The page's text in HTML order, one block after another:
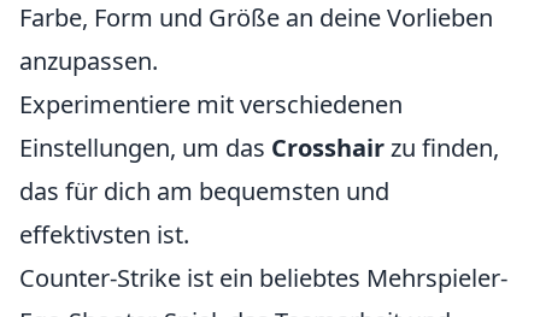
Farbe, Form und Größe an deine Vorlieben
anzupassen.
Experimentiere mit verschiedenen
Einstellungen, um das Crosshairzu finden,
das für dich am bequemsten und
effektivsten ist.
Counter-Strike ist ein beliebtes Mehrspieler-